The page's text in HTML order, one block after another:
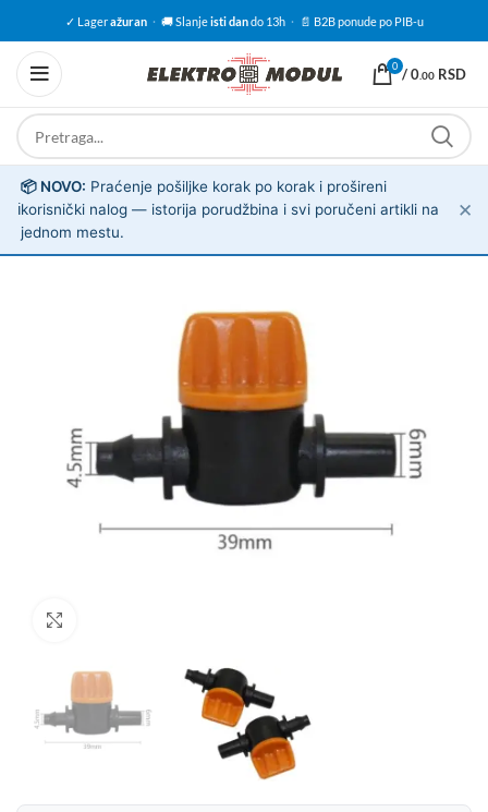
✓ Lageražuran · 🚚 Slanjeisti dando 13h · 📄 B2B ponude po PIB-u
0 /0.00 RSD
ℹ️
📦 NOVO: Praćenje pošiljke korak po korak i prošireni
korisnički nalog — istorija porudžbina i svi poručeni artikli na
jednom mestu.
✕